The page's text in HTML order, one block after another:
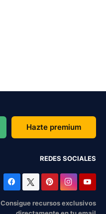
Hazte premium
REDES SOCIALES
Consigue recursos exclusivos